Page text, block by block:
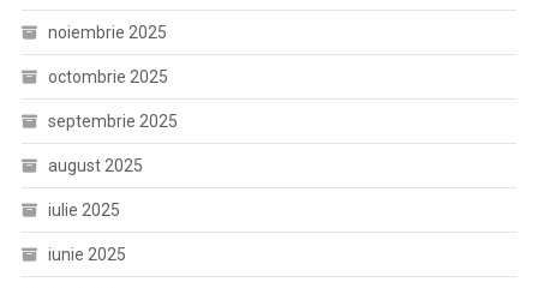
noiembrie 2025
octombrie 2025
septembrie 2025
august 2025
iulie 2025
iunie 2025